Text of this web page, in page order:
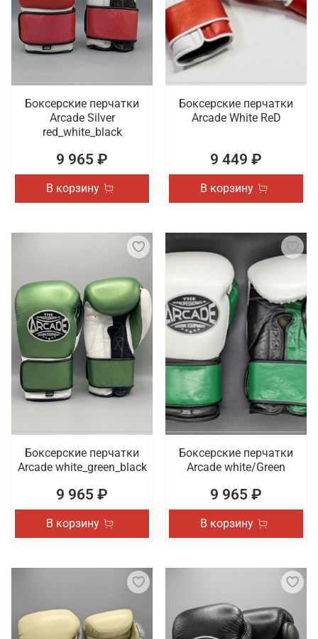
Боксерские перчатки
Arcade Silver
red_white_black
9 965 ₽
В корзину
Боксерские перчатки
Arcade White ReD
9 449 ₽
В корзину
Боксерские перчатки
Arcade white_green_black
9 965 ₽
В корзину
Боксерские перчатки
Arcade white/Green
9 965 ₽
В корзину